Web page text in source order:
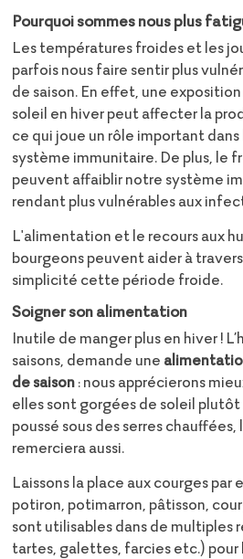
Pourquoi sommes nous plus
Les températures froides et les
parfois nous faire sentir plus
de saison. En effet, une
soleil en hiver peut affecter la
ce qui joue un rôle important
système immunitaire. De plus, le
peuvent affaiblir notre système
rendant plus vulnérables aux
L'alimentation et le recours aux
bourgeons peuvent aider à
simplicité cette période froide.
Soigner son alimentation
Inutile de manger plus en hiver!
saisons, demande une
de saison: nous apprécierons
elles sont gorgées de soleil plutôt
poussé sous des serres
remerciera aussi.
Laissons la place aux courges
potiron, potimarron, pâtisson,
sont utilisables dans de multiples
tartes, galettes, farcies etc.) pour